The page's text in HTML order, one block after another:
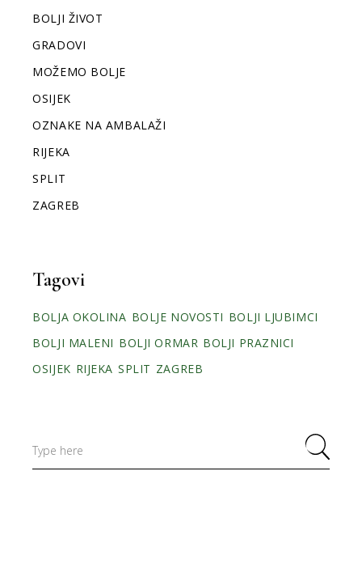
BOLJI ŽIVOT
GRADOVI
MOŽEMO BOLJE
OSIJEK
OZNAKE NA AMBALAŽI
RIJEKA
SPLIT
ZAGREB
Tagovi
BOLJA OKOLINA BOLJE NOVOSTI BOLJI LJUBIMCI
BOLJI MALENI BOLJI ORMAR BOLJI PRAZNICI
OSIJEK RIJEKA SPLIT ZAGREB
for: